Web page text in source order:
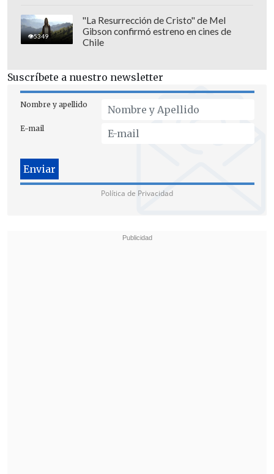
5349
"La Resurrección de Cristo" de Mel
Gibson confirmó estreno en cines de
Chile
Suscríbete a nuestro newsletter
Nombre y apellido
E-mail
Política de Privacidad